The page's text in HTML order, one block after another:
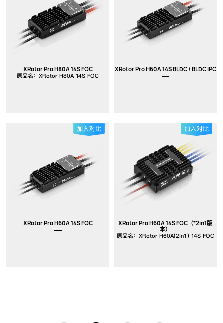
XRotor Pro H80A 14S FOC
原品名：XRotor H80A 14S FOC
XRotor Pro H60A 14S BLDC / BLDC IPC
XRotor Pro H60A 14S FOC
XRotor Pro H60A 14S FOC（*2in1版
本）
原品名：XRotor H60A(2in1) 14S FOC